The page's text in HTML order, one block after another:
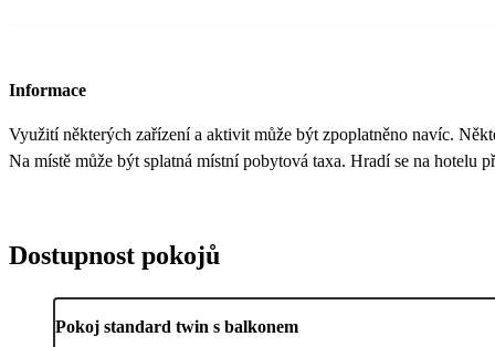
Informace
Využití některých zařízení a aktivit může být zpoplatněno navíc.
Na místě může být splatná místní pobytová taxa. Hradí se na hotelu
Dostupnost pokojů
Pokoj standard twin s balkonem